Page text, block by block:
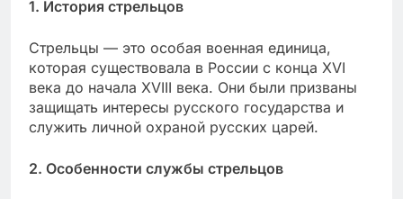
1. История стрельцов
Стрельцы — это особая военная единица,
которая существовала в России с конца XVI
века до начала XVIII века. Они были призваны
защищать интересы русского государства и
служить личной охраной русских царей.
2. Особенности службы стрельцов